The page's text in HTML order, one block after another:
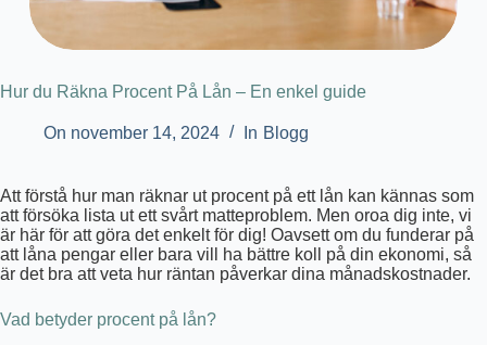
Hur du Räkna Procent På Lån – En enkel guide
On november 14, 2024 In Blogg
Att förstå hur man räknar ut procent på ett lån kan kännas som
att försöka lista ut ett svårt matteproblem. Men oroa dig inte, vi
är här för att göra det enkelt för dig! Oavsett om du funderar på
att låna pengar eller bara vill ha bättre koll på din ekonomi, så
är det bra att veta hur räntan påverkar dina månadskostnader.
Vad betyder procent på lån?